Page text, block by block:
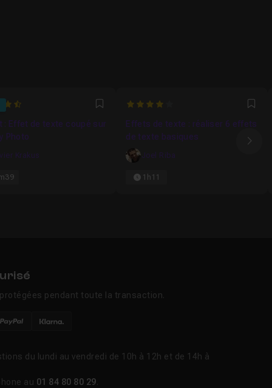
Favori
: Effet de texte coupé sur
Photo
Krakus
4
Effets de texte : réaliser 6 effets
de texte basiques
Joel Riba
1h11
pendant toute la transaction.
du lundi au vendredi de 10h à 12h et de 14h à
au 01 84 80 80 29.